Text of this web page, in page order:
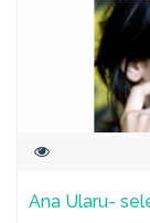
Ana Ularu-